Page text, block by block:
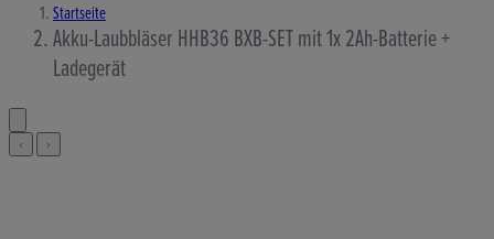
Startseite
Akku-Laubbläser HHB36 BXB-SET mit 1x 2Ah-Batterie +
Ladegerät